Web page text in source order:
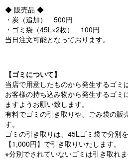
◆ 販売品 ◆
・炭（追加） 500円
・ゴミ袋（45L×2枚） 100円
当日注文可能となっております。
【ゴミについて】
当店で用意したものから発生するゴミ
お客様の持ち込み物から発生するゴミ
ますようお願い致します。
有料でゴミの引き取りや、ごみ袋の販
す。
ゴミの引き取りは、45Lゴミ袋で分別
【1,000円】で引き取りいたします。
※分別でされていないゴミは引き取れ